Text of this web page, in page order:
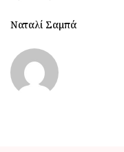
Ναταλί Σαμπά